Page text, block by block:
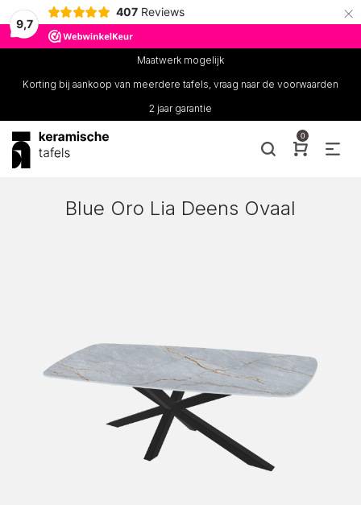
9,7
407 Reviews ×
Maatwerk mogelijk
Korting bij aankoop van meerdere tafels, vraag naar de voorwaarden
2 jaar garantie
0
Blue Oro Lia Deens Ovaal